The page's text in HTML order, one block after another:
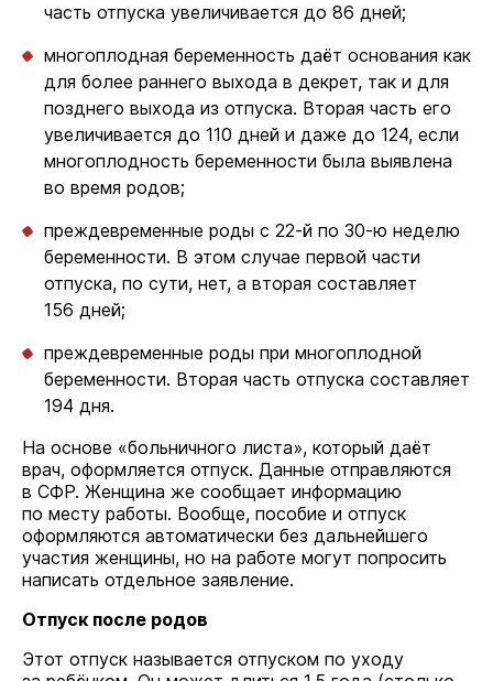
часть отпуска увеличивается до 86 дней;
многоплодная беременность даёт основания как
для более раннего выхода в декрет, так и для
позднего выхода из отпуска. Вторая часть его
увеличивается до 110 дней и даже до 124, если
многоплодность беременности была выявлена
во время родов;
преждевременные роды с 22-й по 30-ю неделю
беременности. В этом случае первой части
отпуска, по сути, нет, а вторая составляет
156 дней;
преждевременные роды при многоплодной
беременности. Вторая часть отпуска составляет
194 дня.
На основе «больничного листа», который даёт
врач, оформляется отпуск. Данные отправляются
в СФР. Женщина же сообщает информацию
по месту работы. Вообще, пособие и отпуск
оформляются автоматически без дальнейшего
участия женщины, но на работе могут попросить
написать отдельное заявление.
Отпуск после родов
Этот отпуск называется отпуском по уходу